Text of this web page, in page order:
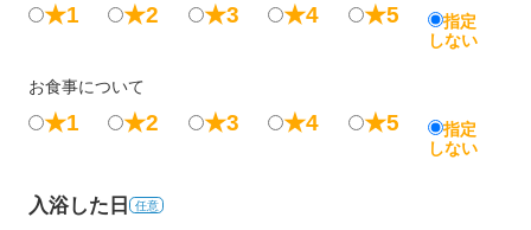
★1 ★2 ★3 ★4 ★5
指定
しない
お食事について
★1 ★2 ★3 ★4 ★5
指定
しない
入浴した日 任意